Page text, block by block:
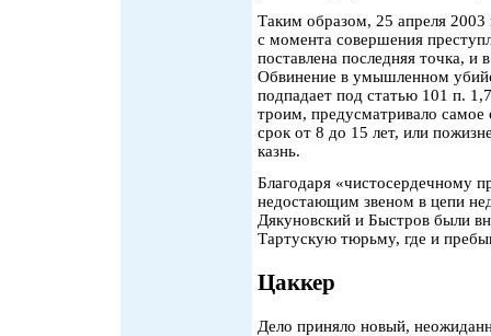
Таким образом, 25 апреля
с момента совершения
поставлена последняя точка, и
Обвинение в умышленном
подпадает под статью 101 п.
троим, предусматривало самое
срок от 8 до 15 лет, или
казнь.
Благодаря «чистосердечному
недостающим звеном в цепи
Дякуновский и Быстров были
Тартускую тюрьму, где и
Цаккер
Дело приняло новый,